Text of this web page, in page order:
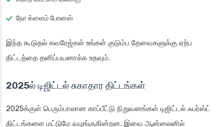
நோ க்ளைம் போனஸ்
இந்த கூடுதல் கவரேஜ்கள் உங்கள் குடும்ப தேவைகளுக்கு ஏற்ப
திட்டத்தை தனிப்பயனாக்க உதவும்.
2025ல் டிஜிட்டல் சுகாதார திட்டங்கள்
2025க்குள் பெரும்பாலான காப்பீட்டு நிறுவனங்கள் டிஜிட்டல் ஃபர்ஸ்ட்
திட்டங்களை மட்டுமே வழங்குகின்றன. இவை ஆன்லைனில்